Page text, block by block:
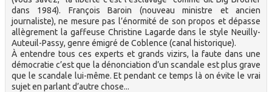
dans 1984). François Baroin (nouveau ministre et ancien
journaliste), ne mesure pas l’énormité de son propos et dépasse
allègrement la gaffeuse Christine Lagarde dans le style Neuilly-
Auteuil-Passy, genre émigré de Coblence (canal historique).
À entendre tous ces experts et grands vizirs, la faute dans une
démocratie c’est que la dénonciation d’un scandale est plus grave
que le scandale lui-même. Et pendant ce temps là on évite le vrai
sujet en parlant d’autre chose...